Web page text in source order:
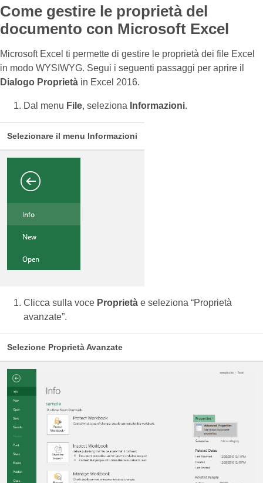
Come gestire le proprietà del
documento con Microsoft Excel
Microsoft Excel ti permette di gestire le proprietà dei file Excel
in modo WYSIWYG. Segui i seguenti passaggi per aprire il
Dialogo Proprietà in Excel 2016.
Dal menu File, seleziona Informazioni.
Selezionare il menu Informazioni
Clicca sulla voce Proprietà e seleziona “Proprietà
avanzate”.
Selezione Proprietà Avanzate